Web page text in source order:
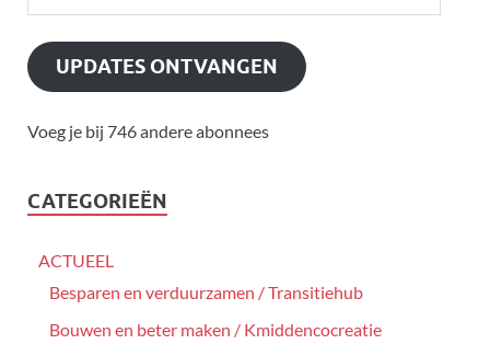
UPDATES ONTVANGEN
Voeg je bij 746 andere abonnees
CATEGORIEËN
ACTUEEL
Besparen en verduurzamen / Transitiehub
Bouwen en beter maken / Kmiddencocreatie